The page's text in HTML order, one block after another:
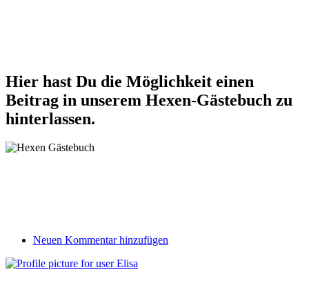
Hier hast Du die Möglichkeit einen
Beitrag in unserem Hexen-Gästebuch zu
hinterlassen.
Neuen Kommentar hinzufügen